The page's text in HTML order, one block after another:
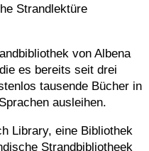
Strandlektüre
von Albena
es bereits seit drei
tausende Bücher in
ausleihen.
Library, eine Bibliothek
Strandbibliotheek